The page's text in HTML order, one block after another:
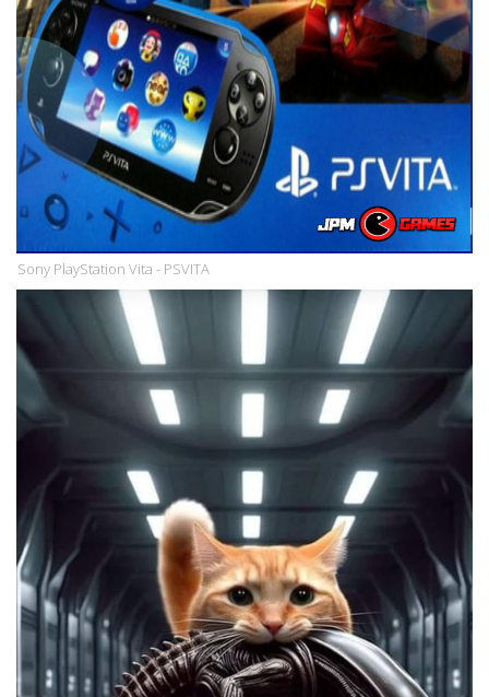
Sony PlayStation Vita - PSVITA